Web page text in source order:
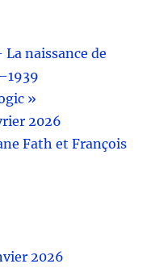
naissance de
»
2026
Fath et François
2026